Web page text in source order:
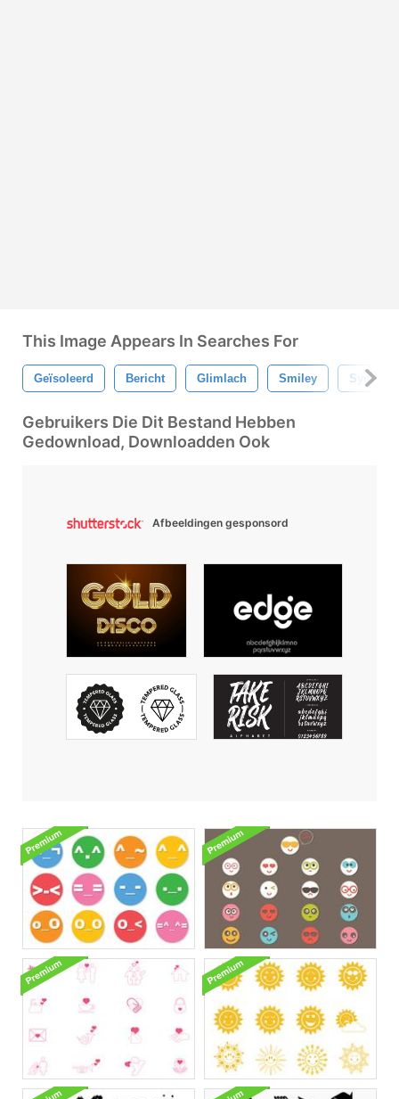
This Image Appears In Searches For
Geïsoleerd Bericht Glimlach Smiley Symbool
Gebruikers Die Dit Bestand Hebben
Gedownload, Downloadden Ook
Afbeeldingen gesponsord